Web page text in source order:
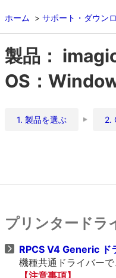
ホーム サポート・ダウン
製品：
OS：
1. 製品を選ぶ 2.
プリンタードラ
RPCS V4 Generic
機種共通ドライバー
【注意事項】